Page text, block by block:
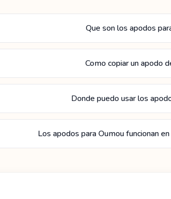
Que son los apodos
Como copiar un apodo
Donde puedo usar los
Los apodos para Oumou funcionan